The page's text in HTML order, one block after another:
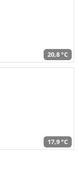
20,8 °C
17,9 °C